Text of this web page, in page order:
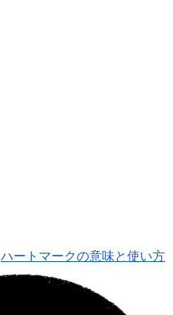
ハートマークの意味と使い方